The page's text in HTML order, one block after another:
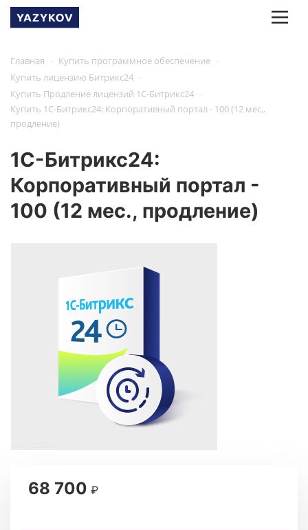
Главная Купить программное обеспечение
Купить лицензию Битрикс24
Купить Продление лицензий 1С-Битрикс24
Купить 1С-Битрикс24: Корпоративный портал - 100 (12 мес.,
продление)
1С-Битрикс24:
Корпоративный портал -
100 (12 мес., продление)
68 700 ₽